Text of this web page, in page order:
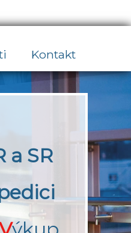
Kontakt
a SR